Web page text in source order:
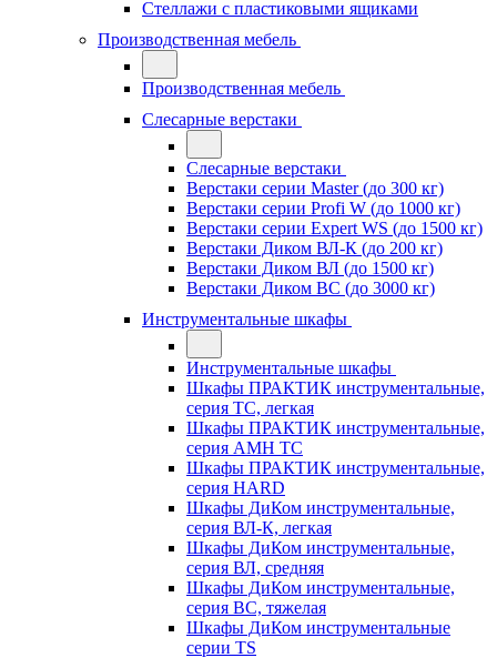
Стеллажи с пластиковыми ящиками
Производственная мебель
Производственная мебель
Слесарные верстаки
Слесарные верстаки
Верстаки серии Master (до 300 кг)
Верстаки серии Profi W (до 1000 кг)
Верстаки серии Expert WS (до 1500 кг)
Верстаки Диком ВЛ-К (до 200 кг)
Верстаки Диком ВЛ (до 1500 кг)
Верстаки Диком ВС (до 3000 кг)
Инструментальные шкафы
Инструментальные шкафы
Шкафы ПРАКТИК инструментальные,
серия TC, легкая
Шкафы ПРАКТИК инструментальные,
серия AMH TC
Шкафы ПРАКТИК инструментальные,
серия HARD
Шкафы ДиКом инструментальные,
cерия ВЛ-К, легкая
Шкафы ДиКом инструментальные,
серия ВЛ, средняя
Шкафы ДиКом инструментальные,
серия ВС, тяжелая
Шкафы ДиКом инструментальные
серии TS